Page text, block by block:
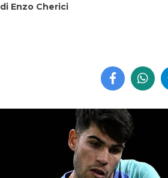
di Enzo Cherici